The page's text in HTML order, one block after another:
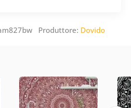
Produttore: Dovido